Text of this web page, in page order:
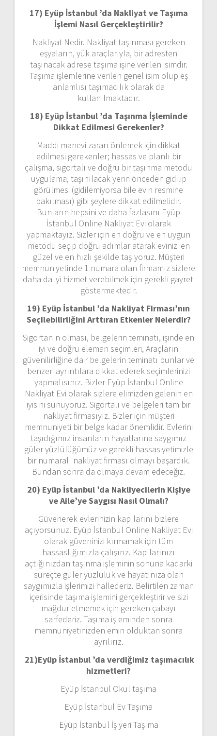
17) Eyüp İstanbul ’da Nakliyat ve Taşıma
İşlemi Nasıl Gerçekleştirilir?
Nakliyat Nedir. Nakliyat taşınması gereken
eşyaların, yük araçlarıyla, bir adresten
taşınacak adrese taşıma işine verilen isimdir.
Taşıma işlemlerine verilen genel isim olup eş
anlamlısı taşımacılık olarak da
kullanılmaktadır.
18) Eyüp İstanbul ’da Taşınma İşleminde
Dikkat Edilmesi Gerekenler?
Maddi manevi zararı önlemek için dikkat
edilmesi gerekenler; hassas ve planlı bir
çalışma, sigortalı ve doğru bir taşınma metodu
uygulama, taşınılacak yerin önceden gidilip
görülmesi (gidilemiyorsa bile evin resmine
bakılması) gibi şeylere dikkat edilmelidir.
Bunların hepsini ve daha fazlasını Eyüp
İstanbul Online Nakliyat Evi olarak
yapmaktayız. Sizler için en doğru ve en uygun
metodu seçip doğru adımlar atarak evinizi en
güzel ve en hızlı şekilde taşıyoruz. Müşteri
memnuniyetinde 1 numara olan firmamız sizlere
daha da iyi hizmet verebilmek için gerekli gayreti
göstermektedir.
19) Eyüp İstanbul ’da Nakliyat Firması’nın
Seçilebilirliğini Arttıran Etkenler Nelerdir?
Sigortanın olması, belgelerin teminatı, işinde en
iyi ve doğru eleman seçimleri, Araçların
güvenilirliğine dair belgelerin teminatı bunlar ve
benzeri ayrıntılara dikkat ederek seçimlerinizi
yapmalısınız. Bizler Eyüp İstanbul Online
Nakliyat Evi olarak sizlere elimizden gelenin en
iyisini sunuyoruz. Sigortalı ve belgeleri tam bir
nakliyat firmasıyız. Bizler için müşteri
memnuniyeti bir belge kadar önemlidir. Evlerini
taşıdığımız insanların hayatlarına saygımız
güler yüzlülüğümüz ve gerekli hassasiyetimizle
bir numaralı nakliyat firması olmayı başardık.
Bundan sonra da olmaya devam edeceğiz.
20) Eyüp İstanbul ’da Nakliyecilerin Kişiye
ve Aile’ye Saygısı Nasıl Olmalı?
Güvenerek evlerinizin kapılarını bizlere
açıyorsunuz. Eyüp İstanbul Online Nakliyat Evi
olarak güveninizi kırmamak için tüm
hassaslığımızla çalışırız. Kapılarınızı
açtığınızdan taşınma işleminin sonuna kadarki
süreçte güler yüzlülük ve hayatınıza olan
saygımızla işlerimizi hallederiz. Belirtilen zaman
içerisinde taşıma işlemini gerçekleştirir ve sizi
mağdur etmemek için gereken çabayı
sarfederiz. Taşıma işleminden sonra
memnuniyetinizden emin olduktan sonra
ayrılırız.
21)Eyüp İstanbul ’da verdiğimiz taşımacılık
hizmetleri?
Eyüp İstanbul Okul taşıma
Eyüp İstanbul Ev Taşıma
Eyüp İstanbul İş yeri Taşıma